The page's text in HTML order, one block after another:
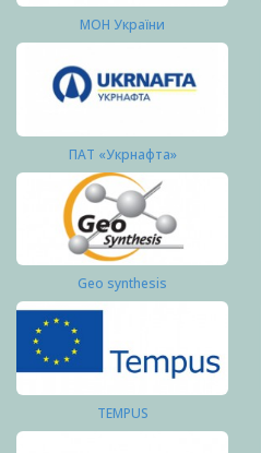
МОН України
ПАТ «Укрнафта»
Geo synthesis
TEMPUS